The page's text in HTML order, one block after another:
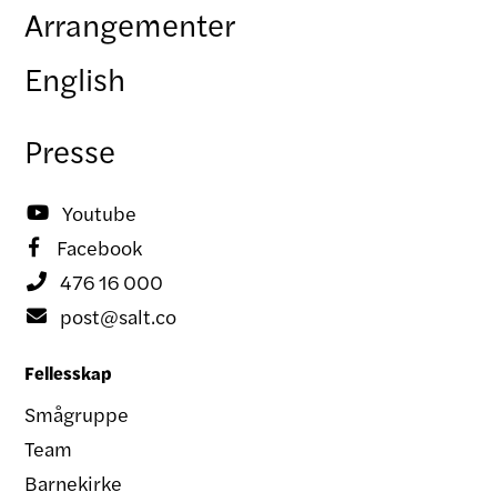
Arrangementer
English
Presse
 Youtube
 Facebook
 476 16 000
 post@salt.co
Fellesskap
Smågruppe
Team
Barnekirke